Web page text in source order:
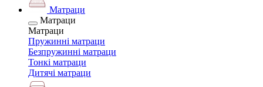
Матраци
Матраци
Матраци
Пружинні матраци
Безпружинні матраци
Тонкі матраци
Дитячі матраци